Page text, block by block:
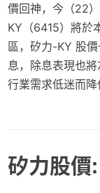
價回神，今（22
KY（6415）將於
區，矽力-KY 股
息，除息表現也
行業需求低迷而降
矽力股價